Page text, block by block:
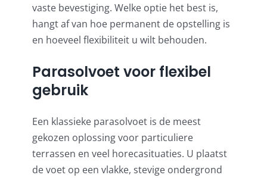
vaste bevestiging. Welke optie het best is,
hangt af van hoe permanent de opstelling is
en hoeveel flexibiliteit u wilt behouden.
Parasolvoet voor flexibel
gebruik
Een klassieke parasolvoet is de meest
gekozen oplossing voor particuliere
terrassen en veel horecasituaties. U plaatst
de voet op een vlakke, stevige ondergrond